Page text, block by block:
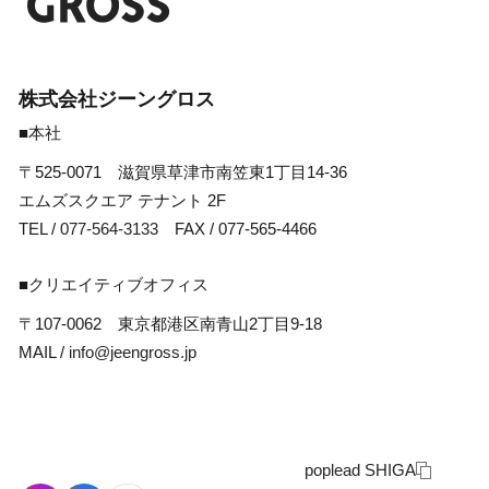
poplead SHIGA
株式会社ジーングロス
■本社
〒525-0071 滋賀県草津市南笠東1丁目14-36
エムズスクエア テナント 2F
TEL / 077-564-3133 FAX / 077-565-4466
■クリエイティブオフィス
〒107-0062 東京都港区南青山2丁目9-18
MAIL / info@jeengross.jp